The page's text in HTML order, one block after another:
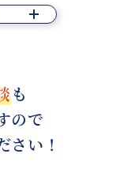
も
ので
さい！